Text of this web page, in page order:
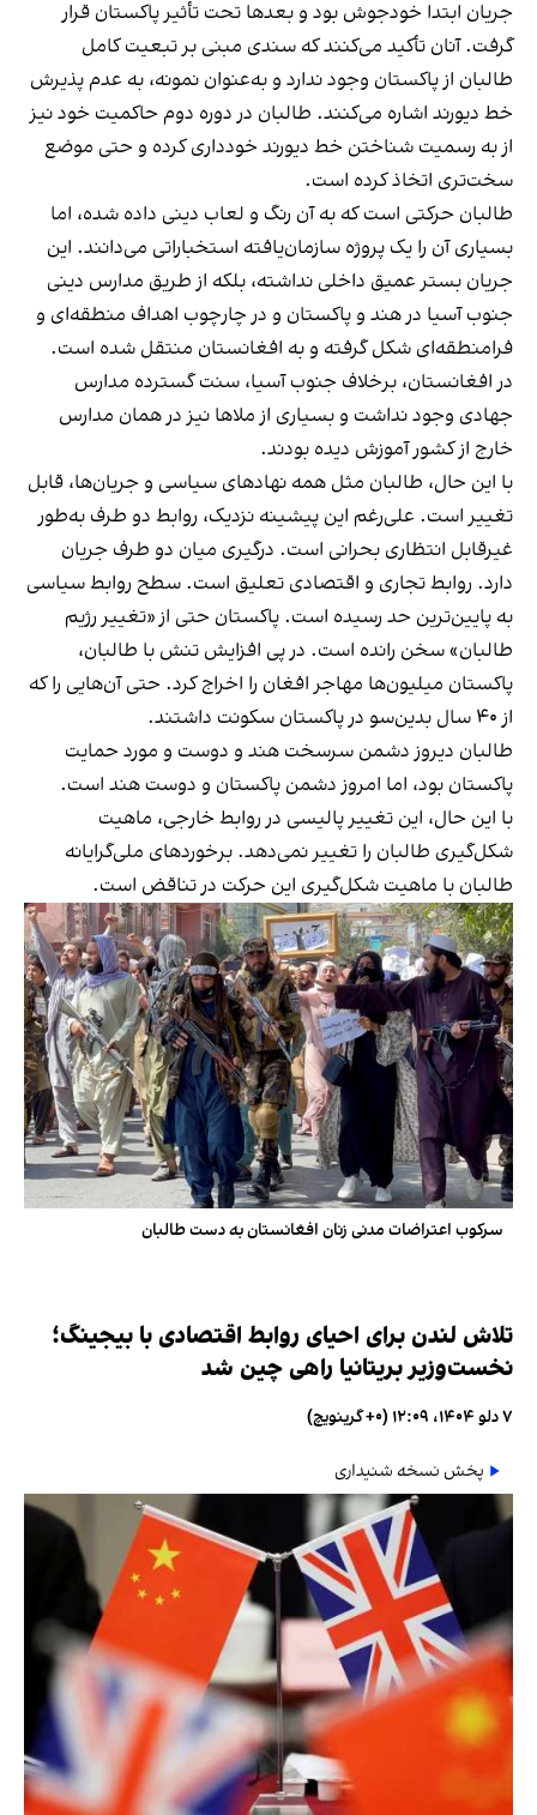
جریان ابتدا خودجوش بود و بعدها تحت تأثیر پاکستان قرار
گرفت. آنان تأکید می‌کنند که سندی مبنی بر تبعیت کامل
طالبان از پاکستان وجود ندارد و به‌عنوان نمونه، به عدم پذیرش
خط دیورند اشاره می‌کنند. طالبان در دوره دوم حاکمیت خود نیز
از به رسمیت شناختن خط دیورند خودداری کرده و حتی موضع
سخت‌تری اتخاذ کرده است.
طالبان حرکتی است که به آن رنگ و لعاب دینی داده شده، اما
بسیاری آن را یک پروژه سازمان‌یافته استخباراتی می‌دانند. این
جریان بستر عمیق داخلی نداشته، بلکه از طریق مدارس دینی
جنوب آسیا در هند و پاکستان و در چارچوب اهداف منطقه‌ای و
فرامنطقه‌ای شکل گرفته و به افغانستان منتقل شده است.
در افغانستان، برخلاف جنوب آسیا، سنت گسترده مدارس
جهادی وجود نداشت و بسیاری از ملاها نیز در همان مدارس
خارج از کشور آموزش دیده بودند.
با این حال، طالبان مثل همه نهادهای سیاسی و جریان‌ها، قابل
تغییر است. علی‌رغم این پیشینه نزدیک، روابط دو طرف به‌طور
غیرقابل انتظاری بحرانی است. درگیری میان دو طرف جریان
دارد. روابط تجاری و اقتصادی تعلیق است. سطح روابط سیاسی
به پایین‌ترین حد رسیده است. پاکستان حتی از «تغییر رژیم
طالبان» سخن رانده است. در پی افزایش تنش با طالبان،
پاکستان میلیون‌ها مهاجر افغان را اخراج کرد. حتی آن‌هایی‌ را که
از ۴۰ سال بدین‌سو در پاکستان سکونت داشتند.
طالبان دیروز دشمن سرسخت هند و دوست و مورد حمایت
پاکستان بود، اما امروز دشمن پاکستان و دوست هند است.
با این حال، این تغییر پالیسی در روابط خارجی، ماهیت
شکل‌گیری طالبان را تغییر نمی‌دهد. برخوردهای ملی‌گرایانه
طالبان با ماهیت شکل‌گیری این حرکت در تناقض است.
سرکوب اعتراضات مدنی زنان افغانستان به دست طالبان
تلاش لندن برای احیای روابط اقتصادی با بیجینگ؛
نخست‌وزیر بریتانیا راهی چین شد
۷ دلو ۱۴۰۴، ۱۲:۰۹ (‎+۰ گرینویچ)
پخش نسخه شنیداری